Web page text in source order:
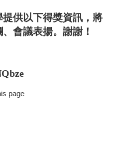
供以下得獎資訊，將
會議表揚。謝謝！
page